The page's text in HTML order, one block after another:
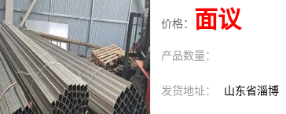
价格： 面议
产品数量：
发货地址： 山东省淄博